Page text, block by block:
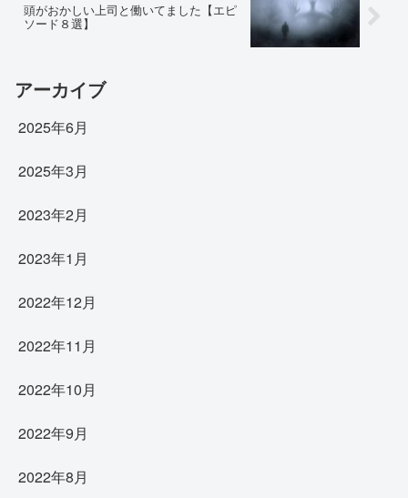
頭がおかしい上司と働いてました【エピ
ソード８選】
アーカイブ
2025年6月
2025年3月
2023年2月
2023年1月
2022年12月
2022年11月
2022年10月
2022年9月
2022年8月